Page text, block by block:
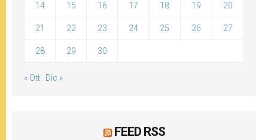
14 15 16 17 18 19 20
21 22 23 24 25 26 27
28 29 30
« Ott Dic »
FEED RSS